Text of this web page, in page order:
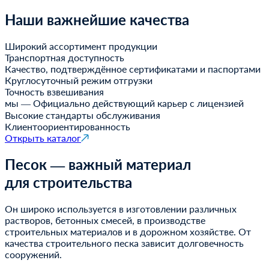
Наши важнейшие качества
Широкий ассортимент продукции
Транспортная доступность
Качество, подтверждённое сертификатами и паспортами
Круглосуточный режим отгрузки
Точность взвешивания
мы — Официально действующий карьер с лицензией
Высокие стандарты обслуживания
Клиентоориентированность
Открыть каталог
Песок — важный материал
для строительства
Он широко используется в изготовлении различных
растворов, бетонных смесей, в производстве
строительных материалов и в дорожном хозяйстве. От
качества строительного песка зависит долговечность
сооружений.